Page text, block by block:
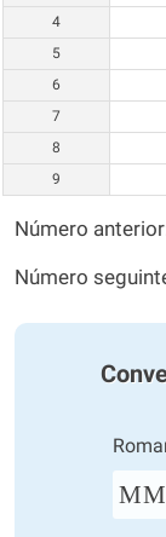
4
5
6
7
8
9
Número
Número